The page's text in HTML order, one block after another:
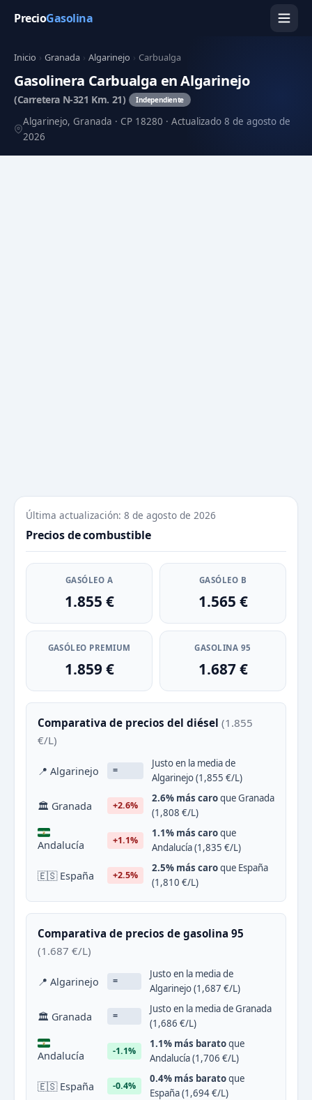
PrecioGasolina
Inicio › Granada › Algarinejo › Carbualga
Gasolinera Carbualga en Algarinejo
(Carretera N-321 Km. 21) Independiente
Algarinejo, Granada · CP 18280 · Actualizado 8 de agosto de
2026
Última actualización: 8 de agosto de 2026
Precios de combustible
GASÓLEO A
1.855 €
GASÓLEO B
1.565 €
GASÓLEO PREMIUM
1.859 €
GASOLINA 95
1.687 €
Comparativa de precios del diésel (1.855
€/L)
📍 Algarinejo =
Justo en la media de
Algarinejo (1,855 €/L)
🏛 Granada +2.6%
2.6% más caroque Granada
(1,808 €/L)
Andalucía +1.1%
1.1% más caroque
Andalucía (1,835 €/L)
🇪🇸 España +2.5%
2.5% más caroque España
(1,810 €/L)
Comparativa de precios de gasolina 95
(1.687 €/L)
📍 Algarinejo =
Justo en la media de
Algarinejo (1,687 €/L)
🏛 Granada =
Justo en la media de Granada
(1,686 €/L)
Andalucía -1.1%
1.1% más baratoque
Andalucía (1,706 €/L)
🇪🇸 España -0.4%
0.4% más baratoque
España (1,694 €/L)